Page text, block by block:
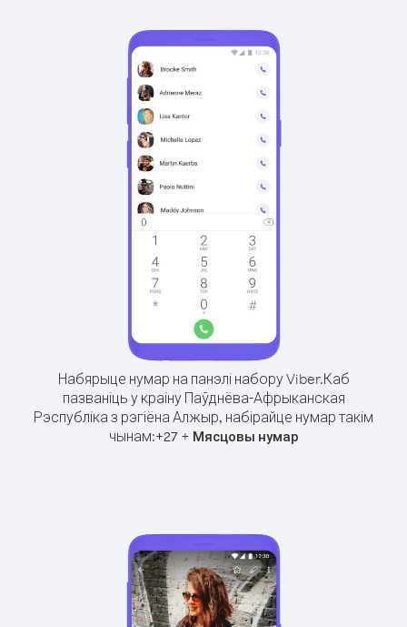
Набярыце нумар на панэлі набору Viber.Каб
пазваніць у краіну Паўднёва-Афрыканская
Рэспубліка з рэгіёна Алжыр, набірайце нумар такім
чынам:+27+ Мясцовы нумар